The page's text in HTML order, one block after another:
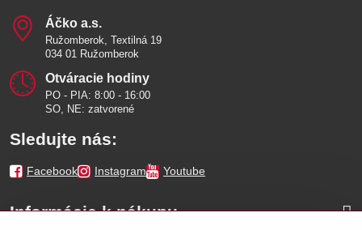
Áčko a​.s​.
Ružomberok, Textilná 19
034 01 Ružomberok
Otváracie hodiny
PO - PIA: 8:00 - 16:00
SO, NE: zatvorené
Sledujte nás:
Facebook Instagram Youtube
Informácie k nákupu